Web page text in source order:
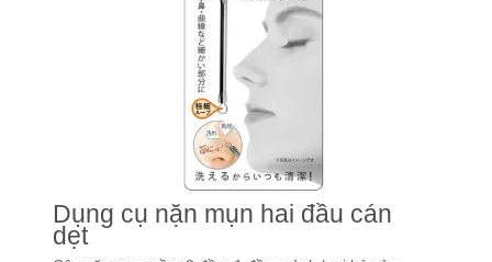
Dụng cụ nặn mụn hai đầu cán
dẹt